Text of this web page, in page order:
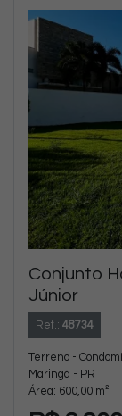
Conjunto
Júnior
Ref.: 48734
Terreno -
Maringá - PR
Área: 600,00 m²